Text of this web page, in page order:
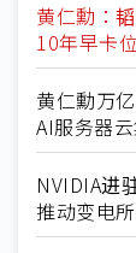
黄仁勳：
10年早卡位
黄仁勳万
AI服务器
NVIDIA进
推动变电